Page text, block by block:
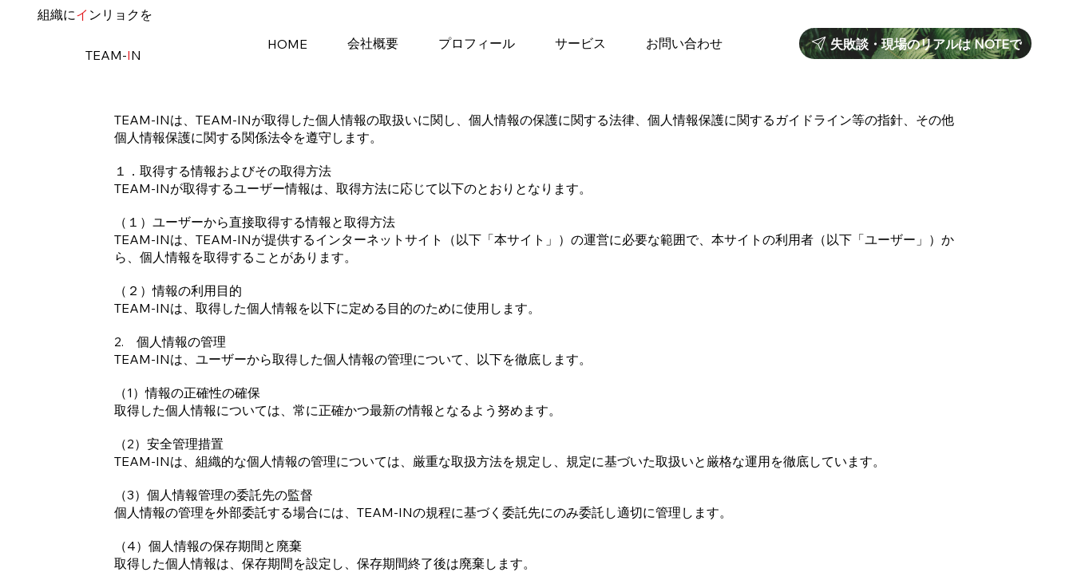
​組織にイ ンリョクを
TEAM-IN
HOME 会社概要 プロフィール サービス お問い合わせ 失敗談・現場のリアルは NOTEで
TEAM-INは、TEAM-INが取得した個人情報の取扱いに関し、個人情報の保護に関する法律、個人情報保護に関するガイドライン等の指針、その他
個人情報保護に関する関係法令を遵守します。
１．取得する情報およびその取得方法
TEAM-INが取得するユーザー情報は、取得方法に応じて以下のとおりとなります。
（１）ユーザーから直接取得する情報と取得方法
TEAM-INは、TEAM-INが提供するインターネットサイト（以下「本サイト」）の運営に必要な範囲で、本サイトの利用者（以下「ユーザー」）か
ら、個人情報を取得することがあります。
（２）情報の利用目的
TEAM-INは、取得した個人情報を以下に定める目的のために使用します。
2. 個人情報の管理
TEAM-INは、ユーザーから取得した個人情報の管理について、以下を徹底します。
（1）情報の正確性の確保
取得した個人情報については、常に正確かつ最新の情報となるよう努めます。
（2）安全管理措置
TEAM-INは、組織的な個人情報の管理については、厳重な取扱方法を規定し、規定に基づいた取扱いと厳格な運用を徹底しています。
（3）個人情報管理の委託先の監督
個人情報の管理を外部委託する場合には、TEAM-INの規程に基づく委託先にのみ委託し適切に管理します。
（4）個人情報の保存期間と廃棄
取得した個人情報は、保存期間を設定し、保存期間終了後は廃棄します。